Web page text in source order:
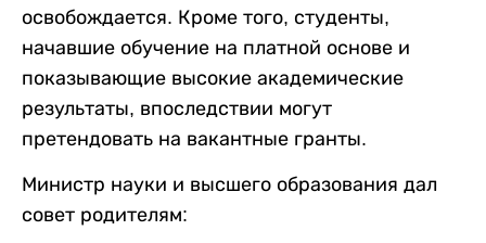
освобождается. Кроме того, студенты,
начавшие обучение на платной основе и
показывающие высокие академические
результаты, впоследствии могут
претендовать на вакантные гранты.
Министр науки и высшего образования дал
совет родителям: